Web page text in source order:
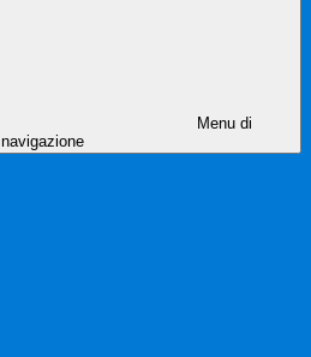
Menu di
navigazione